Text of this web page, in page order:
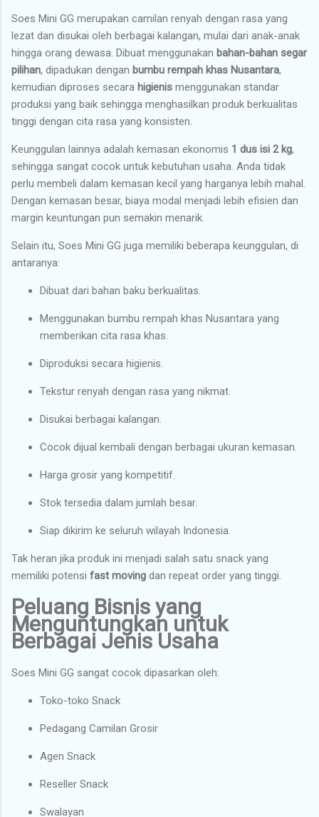
Soes Mini GG merupakan camilan renyah dengan rasa yang
lezat dan disukai oleh berbagai kalangan, mulai dari anak-anak
hingga orang dewasa. Dibuat menggunakan bahan-bahan segar
pilihan, dipadukan dengan bumbu rempah khas Nusantara,
kemudian diproses secara higienis menggunakan standar
produksi yang baik sehingga menghasilkan produk berkualitas
tinggi dengan cita rasa yang konsisten.
Keunggulan lainnya adalah kemasan ekonomis 1 dus isi 2 kg,
sehingga sangat cocok untuk kebutuhan usaha. Anda tidak
perlu membeli dalam kemasan kecil yang harganya lebih mahal.
Dengan kemasan besar, biaya modal menjadi lebih efisien dan
margin keuntungan pun semakin menarik.
Selain itu, Soes Mini GG juga memiliki beberapa keunggulan, di
antaranya:
Dibuat dari bahan baku berkualitas.
Menggunakan bumbu rempah khas Nusantara yang
memberikan cita rasa khas.
Diproduksi secara higienis.
Tekstur renyah dengan rasa yang nikmat.
Disukai berbagai kalangan.
Cocok dijual kembali dengan berbagai ukuran kemasan.
Harga grosir yang kompetitif.
Stok tersedia dalam jumlah besar.
Siap dikirim ke seluruh wilayah Indonesia.
Tak heran jika produk ini menjadi salah satu snack yang
memiliki potensi fast moving dan repeat order yang tinggi.
Peluang Bisnis yang
Menguntungkan untuk
Berbagai Jenis Usaha
Soes Mini GG sangat cocok dipasarkan oleh:
Toko-toko Snack
Pedagang Camilan Grosir
Agen Snack
Reseller Snack
Swalayan